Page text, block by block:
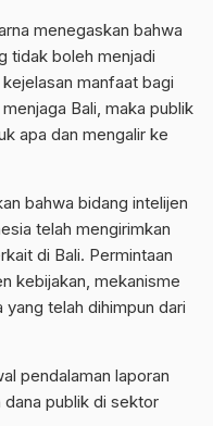
menegaskan bahwa
tidak boleh menjadi
manfaat bagi
Bali, maka publik
apa dan mengalir ke
bahwa bidang intelijen
telah mengirimkan
di Bali. Permintaan
kebijakan, mekanisme
telah dihimpun dari
pendalaman laporan
publik di sektor